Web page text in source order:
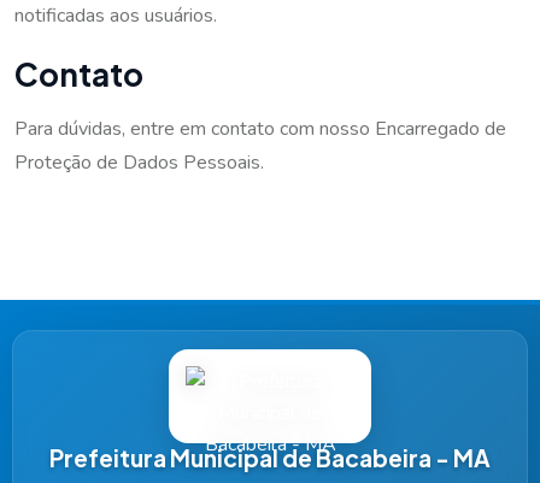
notificadas aos usuários.
Contato
Para dúvidas, entre em contato com nosso Encarregado de
Proteção de Dados Pessoais.
Prefeitura Municipal de Bacabeira - MA